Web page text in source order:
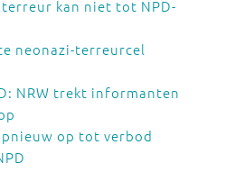
kan niet tot NPD-
neonazi-terreurcel
NRW trekt informanten
op tot verbod